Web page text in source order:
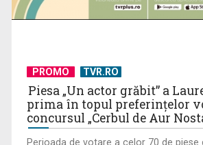
PROMO TVR.RO
Piesa „Un actor grăbit” a
prima în topul preferinţelor
concursul „Cerbul de Aur
Perioada de votare a celor 70 de